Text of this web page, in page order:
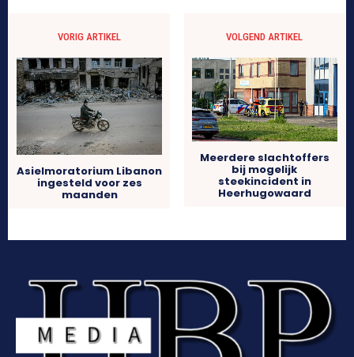
VORIG ARTIKEL
Asielmoratorium Libanon
ingesteld voor zes
maanden
VOLGEND ARTIKEL
Meerdere slachtoffers
bij mogelijk
steekincident in
Heerhugowaard